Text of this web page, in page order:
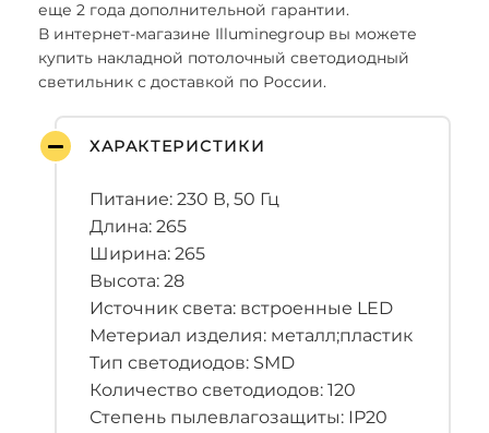
еще 2 года дополнительной гарантии.
В интернет-магазине Illuminegroup вы можете
купить накладной потолочный светодиодный
светильник с доставкой по России.
ХАРАКТЕРИСТИКИ
Питание: 230 В, 50 Гц
Длина: 265
Ширина: 265
Высота: 28
Источник света: встроенные LED
Метериал изделия: металл;пластик
Тип светодиодов: SMD
Количество светодиодов: 120
Степень пылевлагозащиты: IP20